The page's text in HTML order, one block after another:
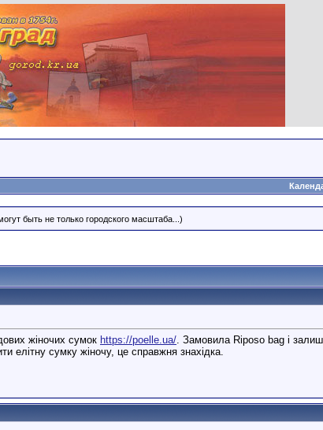
быть не только городского масштаба...)
жіночих сумок https://poelle.ua/. Замовила Riposo bag і
елітну сумку жіночу, це справжня знахідка.